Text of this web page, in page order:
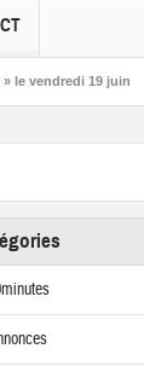
19 juin